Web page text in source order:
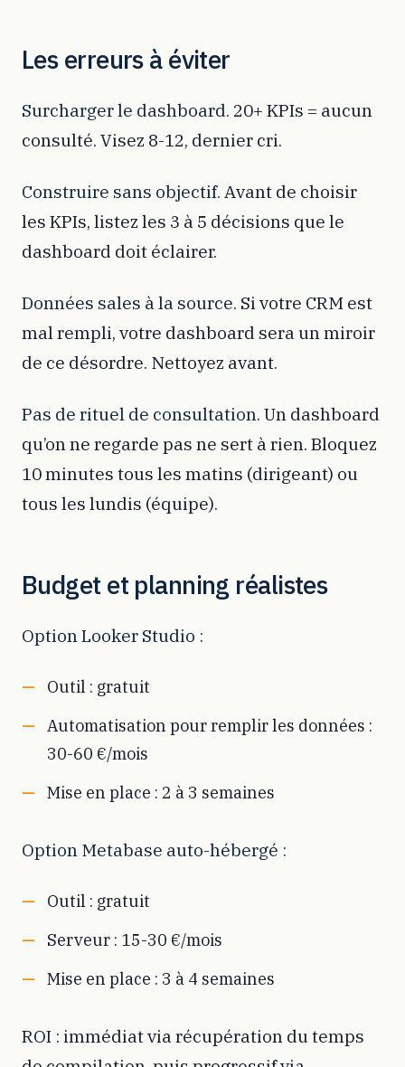
Les erreurs à éviter
Surcharger le dashboard. 20+ KPIs = aucun
consulté. Visez 8-12, dernier cri.
Construire sans objectif. Avant de choisir
les KPIs, listez les 3 à 5 décisions que le
dashboard doit éclairer.
Données sales à la source. Si votre CRM est
mal rempli, votre dashboard sera un miroir
de ce désordre. Nettoyez avant.
Pas de rituel de consultation. Un dashboard
qu’on ne regarde pas ne sert à rien. Bloquez
10 minutes tous les matins (dirigeant) ou
tous les lundis (équipe).
Budget et planning réalistes
Option Looker Studio :
Outil : gratuit
Automatisation pour remplir les données :
30-60 €/mois
Mise en place : 2 à 3 semaines
Option Metabase auto-hébergé :
Outil : gratuit
Serveur : 15-30 €/mois
Mise en place : 3 à 4 semaines
ROI : immédiat via récupération du temps